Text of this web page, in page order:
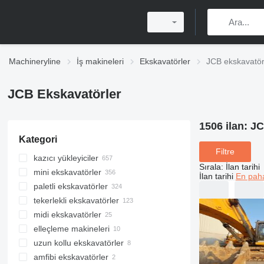
Machineryline İş makineleri Ekskavatörler JCB
JCB Ekskavatörler
Kategori
kazıcı yükleyiciler
mini ekskavatörler
paletli ekskavatörler
tekerlekli ekskavatörler
midi ekskavatörler
elleçleme makineleri
uzun kollu ekskavatörler
amfibi ekskavatörler
1506 ilan:
Filtre
Sırala: İlan tarihi
İlan tarihi En